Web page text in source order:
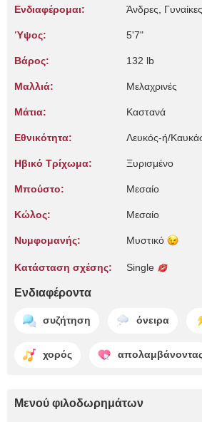
Ενδιαφέρομαι: Άνδρες,
Ύψος: 5'7"
Βάρος: 132 lb
Μαλλιά: Μελαχρινές
Μάτια: Καστανά
Εθνικότητα: Λευκός-ή/
Ηβικό Τρίχωμα: Ξυρισμένο
Μπούστο: Μεσαίο
Κώλος: Μεσαίο
Νυμφομανής: Μυστικό
Κατάσταση σχέσης: Single
Ενδιαφέροντα
συζήτηση όνειρα
χορός
Μενού φιλοδωρημάτων